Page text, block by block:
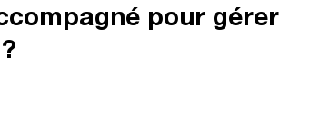
pour gérer